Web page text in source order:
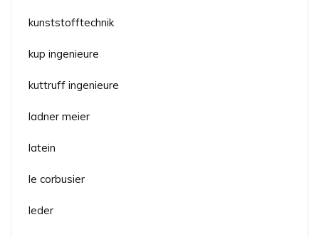
kunststofftechnik
kup ingenieure
kuttruff ingenieure
ladner meier
latein
le corbusier
leder